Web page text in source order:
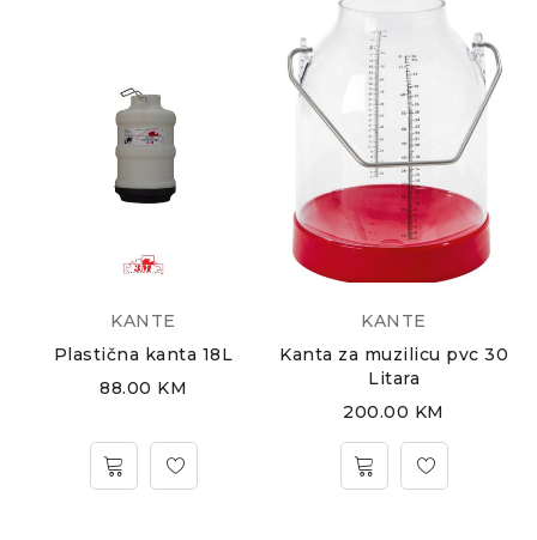
KANTE
Plastična kanta 18L
88.00 KM
KANTE
Kanta za muzilicu pvc 30
Litara
200.00 KM